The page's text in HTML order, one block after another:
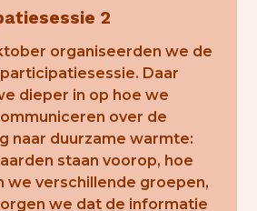
2
organiseerden we de
Daar
dieper in op hoe we
over de
naar duurzame warmte:
staan voorop, hoe
we verschillende groepen,
we dat de informatie